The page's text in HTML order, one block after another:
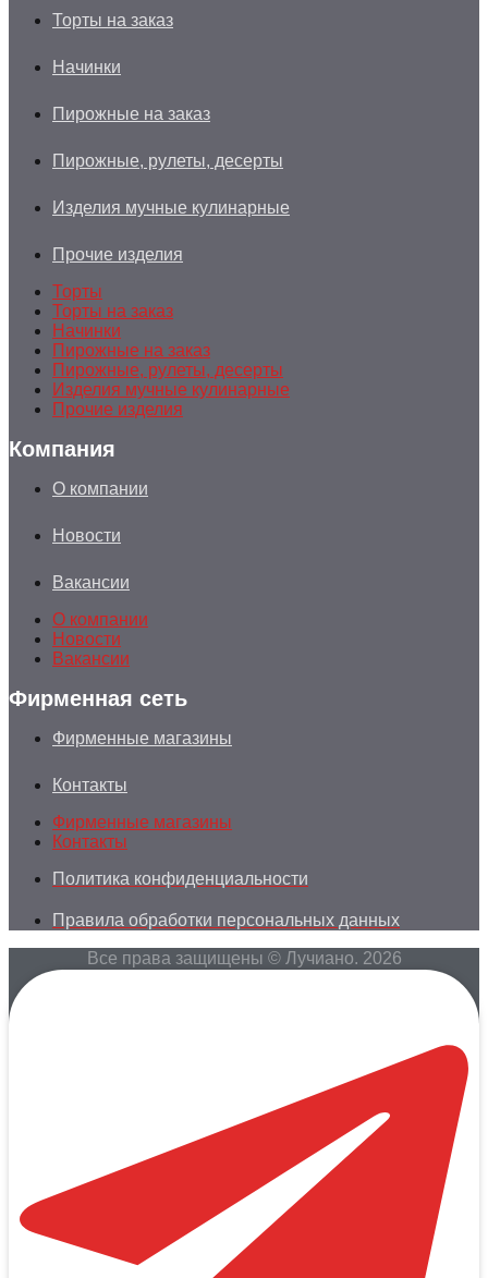
Торты на заказ
Начинки
Пирожные на заказ
Пирожные, рулеты, десерты
Изделия мучные кулинарные
Прочие изделия
Торты
Торты на заказ
Начинки
Пирожные на заказ
Пирожные, рулеты, десерты
Изделия мучные кулинарные
Прочие изделия
Компания
О компании
Новости
Вакансии
О компании
Новости
Вакансии
Фирменная сеть
Фирменные магазины
Контакты
Фирменные магазины
Контакты
Политика конфиденциальности
Правила обработки персональных данных
Все права защищены © Лучиано. 2026